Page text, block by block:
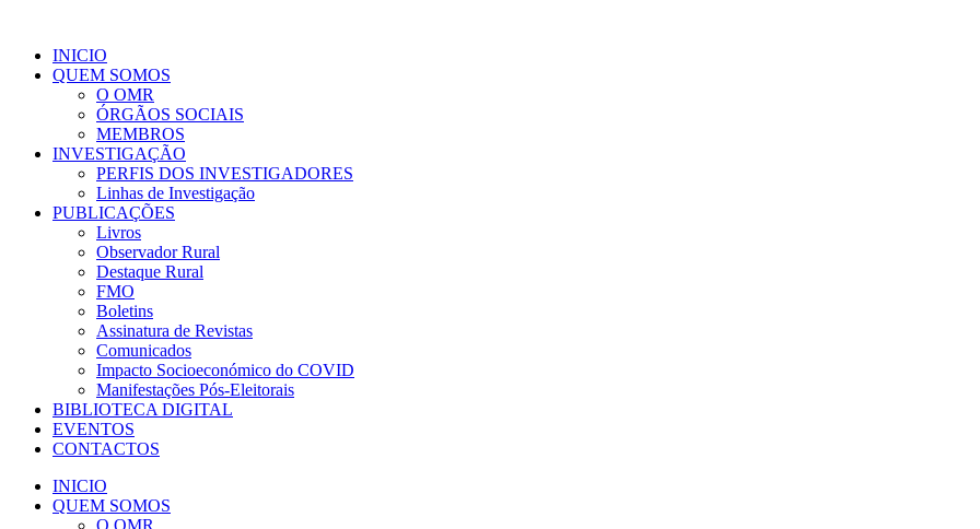
INICIO
QUEM SOMOS
O OMR
ÓRGÃOS SOCIAIS
MEMBROS
INVESTIGAÇÃO
PERFIS DOS INVESTIGADORES
Linhas de Investigação
PUBLICAÇÕES
Livros
Observador Rural
Destaque Rural
FMO
Boletins
Assinatura de Revistas
Comunicados
Impacto Socioeconómico do COVID
Manifestações Pós-Eleitorais
BIBLIOTECA DIGITAL
EVENTOS
CONTACTOS
INICIO
QUEM SOMOS
O OMR